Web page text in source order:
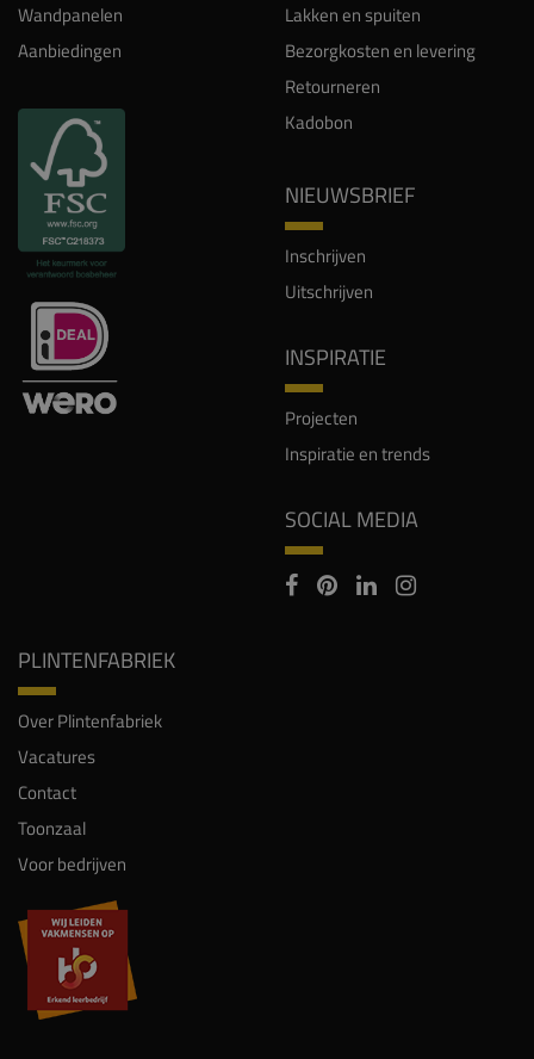
Wandpanelen
Aanbiedingen
Lakken en spuiten
Bezorgkosten en levering
Retourneren
Kadobon
NIEUWSBRIEF
Inschrijven
Uitschrijven
INSPIRATIE
Projecten
Inspiratie en trends
SOCIAL MEDIA
PLINTENFABRIEK
Over Plintenfabriek
Vacatures
Contact
Toonzaal
Voor bedrijven